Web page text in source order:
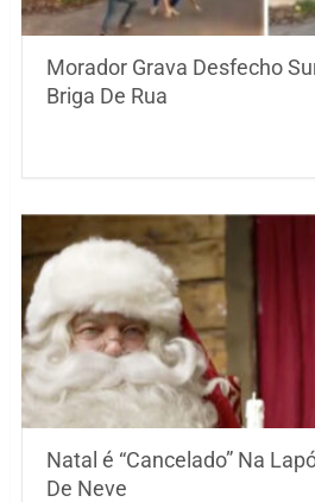
Morador Grava Desfecho
Briga De Rua
Natal é “Cancelado” Na
De Neve